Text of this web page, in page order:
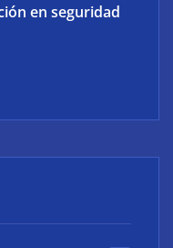
en seguridad